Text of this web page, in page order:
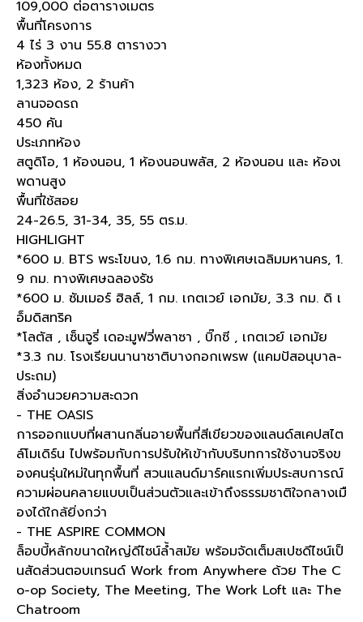
109,000 ต่อตารางเมตร
พื้นที่โครงการ
4 ไร่ 3 งาน 55.8 ตารางวา
ห้องทั้งหมด
1,323 ห้อง, 2 ร้านค้า
ลานจอดรถ
450 คัน
ประเภทห้อง
สตูดิโอ, 1 ห้องนอน, 1 ห้องนอนพลัส, 2 ห้องนอน และ ห้องเ
พดานสูง
พื้นที่ใช้สอย
24-26.5, 31-34, 35, 55 ตร.ม.
HIGHLIGHT
*600 ม. BTS พระโขนง, 1.6 กม. ทางพิเศษเฉลิมมหานคร, 1.
9 กม. ทางพิเศษฉลองรัช
*600 ม. ซัมเมอร์ ฮิลล์, 1 กม. เกตเวย์ เอกมัย, 3.3 กม. ดิ เ
อ็มดิสทริค
*โลตัส , เซ็นจูรี่ เดอะมูฟวี่พลาซา , บิ๊กซี , เกตเวย์ เอกมัย
*3.3 กม. โรงเรียนนานาชาติบางกอกเพรพ (แคมปัสอนุบาล-
ประถม)
สิ่งอำนวยความสะดวก
- THE OASIS
การออกแบบที่ผสานกลิ่นอายพื้นที่สีเขียวของแลนด์สเคปสไต
ล์โมเดิร์น ไปพร้อมกับการปรับให้เข้ากับบริบทการใช้งานจริงข
องคนรุ่นใหม่ในทุกพื้นที่ สวนแลนด์มาร์คแรกเพิ่มประสบการณ์
ความผ่อนคลายแบบเป็นส่วนตัวและเข้าถึงธรรมชาติใจกลางเมื
องได้ใกล้ยิ่งกว่า
- THE ASPIRE COMMON
ล็อบบี้หลักขนาดใหญ่ดีไซน์ล้ำสมัย พร้อมจัดเต็มสเปซดีไซน์เป็
นสัดส่วนตอบเทรนด์ Work from Anywhere ด้วย The C
o-op Society, The Meeting, The Work Loft และ The
Chatroom